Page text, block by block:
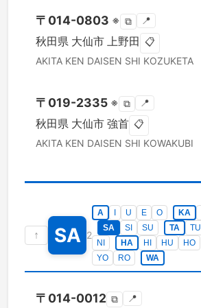
〒 014-0803 ※ ⧉ 📍
秋田県 大仙市 上野田 📋
AKITA KEN DAISEN SHI KOZUKETA
〒 019-2335 ※ ⧉ 📍
秋田県 大仙市 強首 📋
AKITA KEN DAISEN SHI KOWAKUBI
↑ SA 2
A U E O KA
SA
SI SU TA TU
NI
HA HI HU HO
YO
RO WA
〒 014-0012 ⧉ 📍